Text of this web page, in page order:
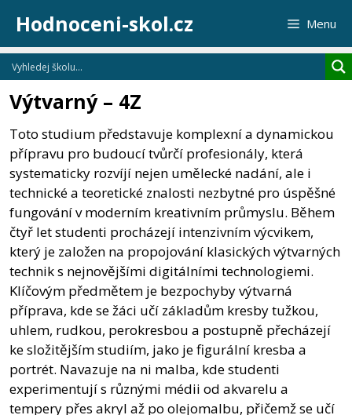
obsah
Hodnoceni-skol.cz Menu
Výtvarný – 4Z
Toto studium představuje komplexní a dynamickou
přípravu pro budoucí tvůrčí profesionály, která
systematicky rozvíjí nejen umělecké nadání, ale i
technické a teoretické znalosti nezbytné pro úspěšné
fungování v moderním kreativním průmyslu. Během
čtyř let studenti procházejí intenzivním výcvikem,
který je založen na propojování klasických výtvarných
technik s nejnovějšími digitálními technologiemi.
Klíčovým předmětem je bezpochyby výtvarná
příprava, kde se žáci učí základům kresby tužkou,
uhlem, rudkou, perokresbou a postupně přecházejí
ke složitějším studiím, jako je figurální kresba a
portrét. Navazuje na ni malba, kde studenti
experimentují s různými médii od akvarelu a
tempery přes akryl až po olejomalbu, přičemž se učí